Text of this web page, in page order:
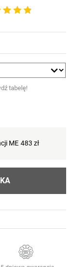
tabelę!
ME 483 zł